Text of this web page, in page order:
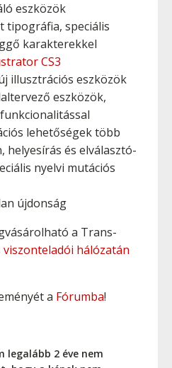
eszközök
tipográfia, speciális
karakterekkel
CS3
illusztrációs eszközök
eszközök,
lehetőségek több
helyesírás és elválasztó-
nyelvi mutációs
újdonság
a Trans-
viszonteladói hálózatán
a Fórumba!
legalább 2 éve nem